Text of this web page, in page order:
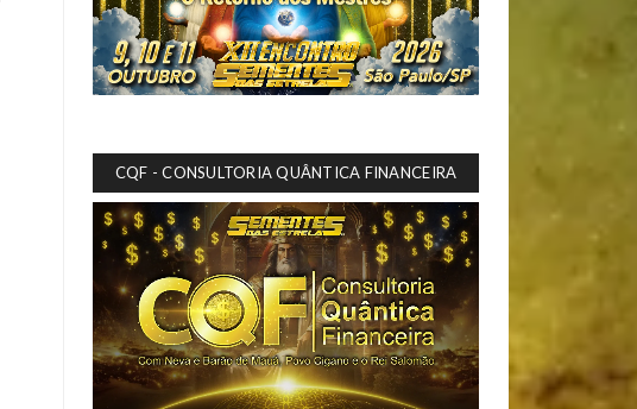
CQF - CONSULTORIA QUÂNTICA FINANCEIRA